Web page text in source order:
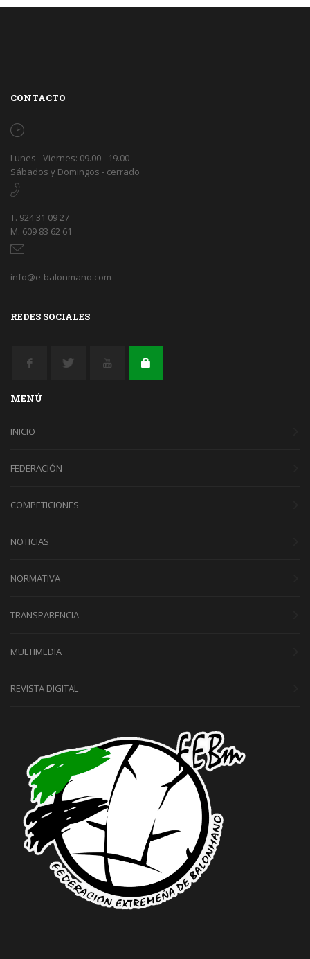
CONTACTO
Lunes - Viernes: 09.00 - 19.00
Sábados y Domingos - cerrado
T. 924 31 09 27
M. 609 83 62 61
info@e-balonmano.com
REDES SOCIALES
MENÚ
INICIO
FEDERACIÓN
COMPETICIONES
NOTICIAS
NORMATIVA
TRANSPARENCIA
MULTIMEDIA
REVISTA DIGITAL